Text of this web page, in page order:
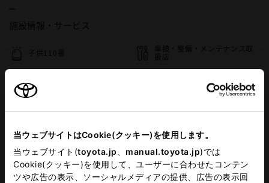
当ウェブサイトはCookie(クッキー)を使用します。
当ウェブサイト(toyota.jp manual.toyota.jp)では
Cookie(クッキー)を使用して、ユーザーに合わせたコンテン
ツや広告の表示、ソーシャルメディアの提供、広告の表示回
施設情報・ サービス
子供110番
車検・整備・メンテナンス取
扱店
キッズルーム
G-Station WiFi
この販売店のウェブサイトはこちら